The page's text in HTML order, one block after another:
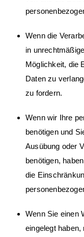
Wenn die
in
Möglichkeit, die
Daten zu
zu fordern.
Wenn wir Ihre
benötigen und
Ausübung oder
benötigen,
die
Wenn Sie einen
eingelegt